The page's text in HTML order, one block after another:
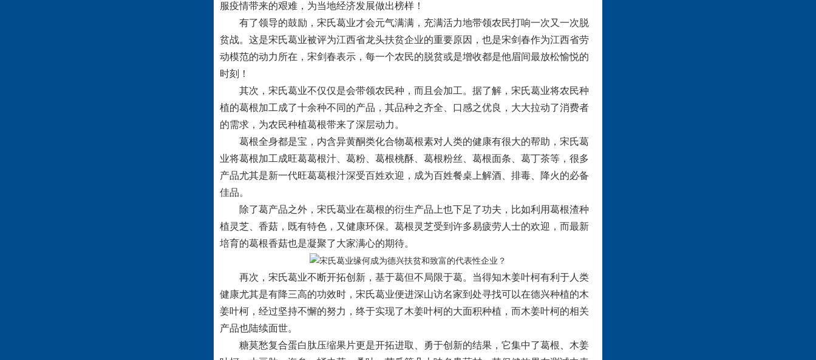
服疫情带来的艰难，为当地经济发展做出榜样！
有了领导的鼓励，宋氏葛业才会元气满满，充满活力地带领农民打响一次又一次脱
贫战。这是宋氏葛业被评为江西省龙头扶贫企业的重要原因，也是宋剑春作为江西省劳
动模范的动力所在，宋剑春表示，每一个农民的脱贫或是增收都是他眉间最放松愉悦的
时刻！
其次，宋氏葛业不仅仅是会带领农民种，而且会加工。据了解，宋氏葛业将农民种
植的葛根加工成了十余种不同的产品，其品种之齐全、口感之优良，大大拉动了消费者
的需求，为农民种植葛根带来了深层动力。
葛根全身都是宝，内含异黄酮类化合物葛根素对人类的健康有很大的帮助，宋氏葛
业将葛根加工成旺葛葛根汁、葛粉、葛根桃酥、葛根粉丝、葛根面条、葛丁茶等，很多
产品尤其是新一代旺葛葛根汁深受百姓欢迎，成为百姓餐桌上解酒、排毒、降火的必备
佳品。
除了葛产品之外，宋氏葛业在葛根的衍生产品上也下足了功夫，比如利用葛根渣种
植灵芝、香菇，既有特色，又健康环保。葛根灵芝受到许多易疲劳人士的欢迎，而最新
培育的葛根香菇也是凝聚了大家满心的期待。
再次，宋氏葛业不断开拓创新，基于葛但不局限于葛。当得知木姜叶柯有利于人类
健康尤其是有降三高的功效时，宋氏葛业便进深山访名家到处寻找可以在德兴种植的木
姜叶柯，经过坚持不懈的努力，终于实现了木姜叶柯的大面积种植，而木姜叶柯的相关
产品也陆续面世。
糖莫愁复合蛋白肽压缩果片更是开拓进取、勇于创新的结果，它集中了葛根、木姜